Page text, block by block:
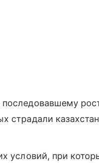
последовавшему
страдали
условий, при